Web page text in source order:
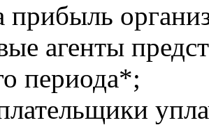
прибыль
агенты
периода*;